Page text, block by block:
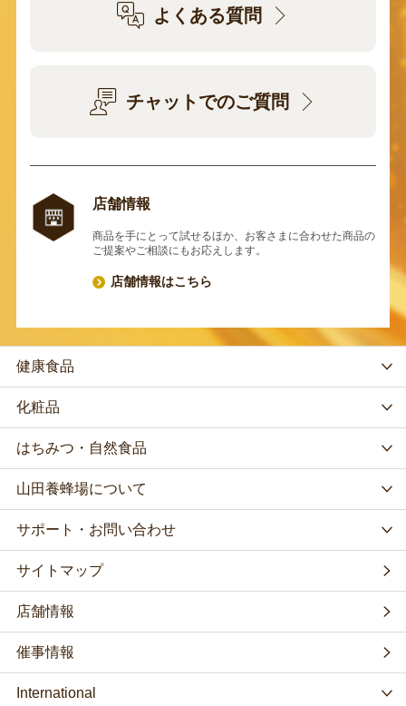
よくある質問
チャットでのご質問
店舗情報
商品を手にとって試せるほか、お客さまに合わせた商品の
ご提案やご相談にもお応えします。
店舗情報はこちら
健康食品
化粧品
はちみつ・自然食品
山田養蜂場について
サポート・お問い合わせ
サイトマップ
店舗情報
催事情報
International